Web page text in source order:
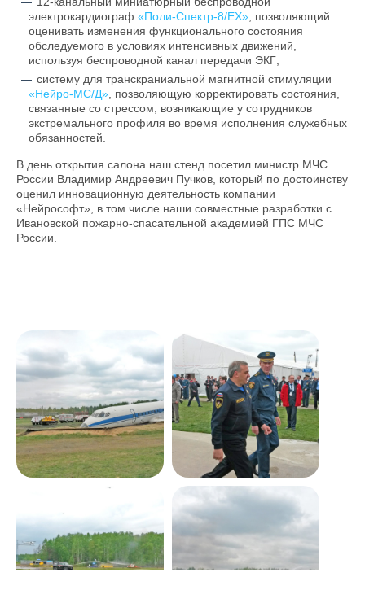
электрокардиограф «Поли-Спектр-8/ЕХ» позволяющий
оценивать изменения функционального состояния
обследуемого в условиях интенсивных движений,
используя беспроводной канал передачи ЭКГ;
систему для транскраниальной магнитной стимуляции
«Нейро-МС/Д» , позволяющую корректировать состояния,
связанные со стрессом, возникающие у сотрудников
экстремального профиля во время исполнения служебных
обязанностей
В день открытия салона наш стенд посетил министр МЧС
России Владимир Андреевич Пучков, который по достоинству
оценил инновационную деятельность компании
«Нейрософт», в том числе наши совместные разработки с
Ивановской пожарно-спасательной академией ГПС МЧС
России.
Фотоотчет о IХ
Международном
салоне
«Комплексная
Фотоотчет о IХ
Международном
салоне
«Комплексная
безопасность
2016»